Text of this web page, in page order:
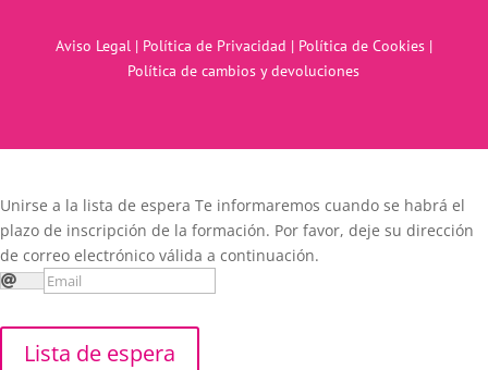
Aviso Legal| Política de Privacidad | Política de Cookies|
Política de cambios y devoluciones
Unirse a la lista de espera Te informaremos cuando se habrá el
plazo de inscripción de la formación. Por favor, deje su dirección
de correo electrónico válida a continuación.
Lista de espera